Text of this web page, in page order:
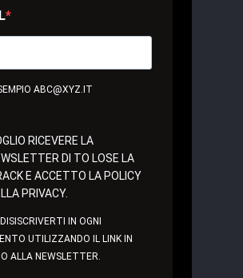
ABC@XYZ.IT
RICEVERE LA
DI TO LOSE LA
E ACCETTO LA POLICY
PRIVACY.
IN OGNI
UTILIZZANDO IL LINK IN
ALLA NEWSLETTER.